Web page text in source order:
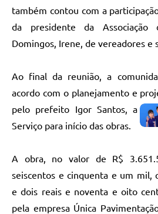
também contou com a
da presidente da Associação
Domingos, Irene, de vereadores e
Ao final da reunião, a
acordo com o planejamento e
pelo prefeito Igor Santos, a
Serviço para início das obras.
A obra, no valor de R$
seiscentos e cinquenta e um mil,
e dois reais e noventa e oito
pela empresa Única